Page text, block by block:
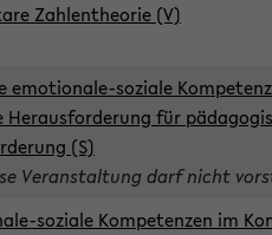
Zahlentheorie (V)
emotionale-soziale
Herausforderung für
(S)
Veranstaltung darf nicht
soziale Kompetenzen im